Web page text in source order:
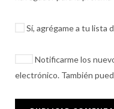
Sí, agrégame a tu lista
Notificarme los
electrónico. También